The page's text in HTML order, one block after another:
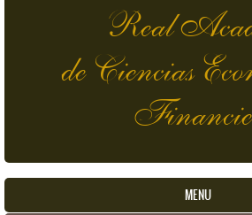
Real
de Ciencias
MENU